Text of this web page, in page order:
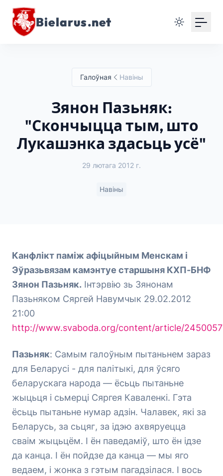
Bielarus.net
Галоўная Навіны
Зянон Пазьняк:
"Скончыцца тым, што
Лукашэнка здасьць усё"
29 лютага 2012 г.
Навіны
Канфлікт паміж афіцыйным Менскам і
Эўразьвязам камэнтуе старшыня КХП-БНФ
Зянон Пазьняк. Інтэрвію зь Зянонам
Пазьняком Сяргей Навумчык 29.02.2012
21:00
http://www.svaboda.org/content/article/
Пазьняк: Самым галоўным пытаньнем зараз
для Беларусі - для палітыкі, для ўсяго
беларускага народа — ёсьць пытаньне
жыцьця і сьмерці Сяргея Каваленкі. Гэта
ёсьць пытаньне нумар адзін. Чалавек, які за
Беларусь, за сьцяг, за ідэю ахвяруецца
сваім жыцьцём. І ён паведаміў, што ён ідзе
да канца. І ён пойдзе да канца — мы яго
ведаем, і жонка з гэтым пагадзілася. І вось